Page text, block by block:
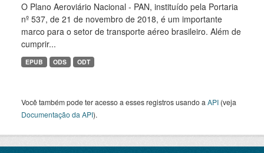
O Plano Aeroviário Nacional - PAN, instituído pela Portaria
nº 537, de 21 de novembro de 2018, é um importante
marco para o setor de transporte aéreo brasileiro. Além de
cumprir...
EPUB ODS ODT
Você também pode ter acesso a esses registros usando a API (veja
Documentação da API).